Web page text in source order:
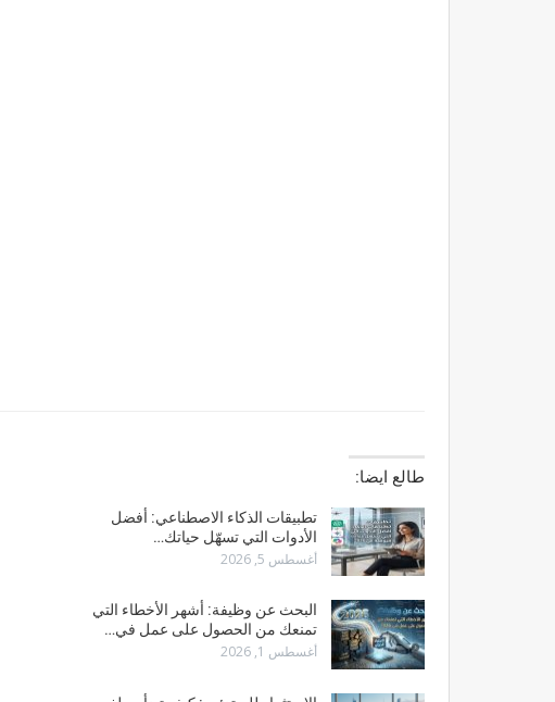
طالع ايضا:
تطبيقات الذكاء الاصطناعي: أفضل
الأدوات التي تسهّل حياتك…
أغسطس 5, 2026
البحث عن وظيفة: أشهر الأخطاء التي
تمنعك من الحصول على عمل في…
أغسطس 1, 2026